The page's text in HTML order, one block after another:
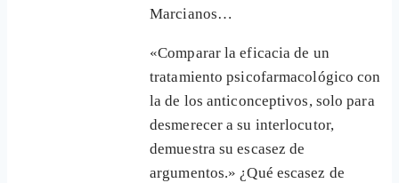
Marcianos…
«Comparar la eficacia de un
tratamiento psicofarmacológico con
la de los anticonceptivos, solo para
desmerecer a su interlocutor,
demuestra su escasez de
argumentos.» ¿Qué escasez de